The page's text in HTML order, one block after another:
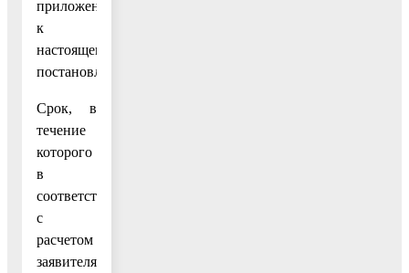
приложением
к
настоящему
постановлению.
Срок, в
течение
которого
в
соответствии
с
расчетом
заявителя